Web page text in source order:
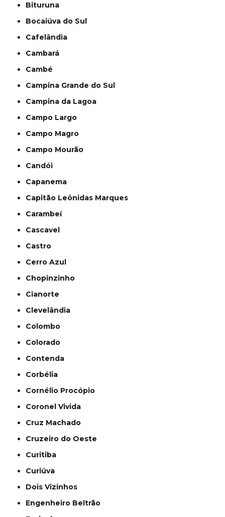
Bituruna
Bocaiúva do Sul
Cafelândia
Cambará
Cambé
Campina Grande do Sul
Campina da Lagoa
Campo Largo
Campo Magro
Campo Mourão
Candói
Capanema
Capitão Leônidas Marques
Carambeí
Cascavel
Castro
Cerro Azul
Chopinzinho
Cianorte
Clevelândia
Colombo
Colorado
Contenda
Corbélia
Cornélio Procópio
Coronel Vivida
Cruz Machado
Cruzeiro do Oeste
Curitiba
Curiúva
Dois Vizinhos
Engenheiro Beltrão